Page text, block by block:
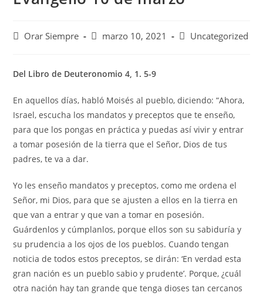
Autor
entrada:
Orar Siempre
Publicación
entrada:
marzo 10, 2021
Categoría
Uncategorized
Del Libro de Deuteronomio 4, 1. 5-9
En aquellos días, habló Moisés al pueblo, diciendo: “Ahora,
Israel, escucha los mandatos y preceptos que te enseño,
para que los pongas en práctica y puedas así vivir y entrar
a tomar posesión de la tierra que el Señor, Dios de tus
padres, te va a dar.
Yo les enseño mandatos y preceptos, como me ordena el
Señor, mi Dios, para que se ajusten a ellos en la tierra en
que van a entrar y que van a tomar en posesión.
Guárdenlos y cúmplanlos, porque ellos son su sabiduría y
su prudencia a los ojos de los pueblos. Cuando tengan
noticia de todos estos preceptos, se dirán: ‘En verdad esta
gran nación es un pueblo sabio y prudente’. Porque, ¿cuál
otra nación hay tan grande que tenga dioses tan cercanos